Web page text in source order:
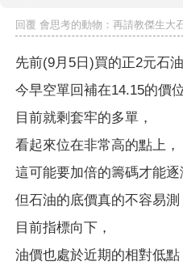
回覆 會思考的動物：再請教傑生大
先前(9月5日)買的正2元石
今早空單回補在14.15的價
目前就剩套牢的多單，
看起來位在非常高的點上，
這可能要加倍的籌碼才能逐
但石油的底價真的不容易測
目前指標向下，
油價也處於近期的相對低點